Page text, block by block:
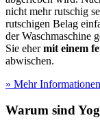
nicht mehr rutschig
rutschigen Belag
der Waschmaschine
Sie ehermit einem
abwischen.
» Mehr Informationen
Warum sind